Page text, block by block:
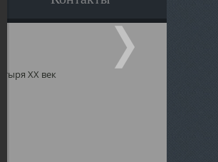
ХХ век